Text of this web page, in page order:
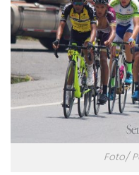
Foto/